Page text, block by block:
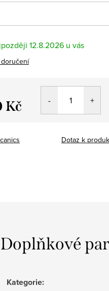
12.8.2026
Kč
Dotaz k
Doplňkové
Kategorie: